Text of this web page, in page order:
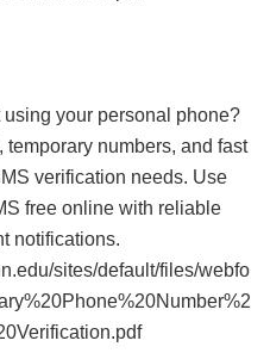
your personal phone?
numbers, and fast
verification needs. Use
free online with reliable
notifications.
sites/default/files/webfo